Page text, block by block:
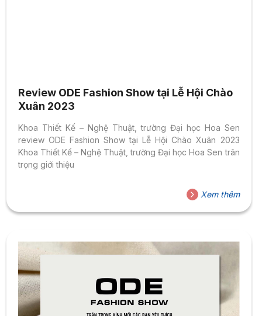
Review ODE Fashion Show tại Lễ Hội Chào
Xuân 2023
Khoa Thiết Kế – Nghệ Thuật, trường Đại học Hoa Sen
review ODE Fashion Show tại Lễ Hội Chào Xuân 2023
Khoa Thiết Kế – Nghệ Thuật, trường Đại học Hoa Sen trân
trọng giới thiệu
Xem thêm